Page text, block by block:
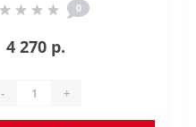
0
4 270 р.
- +